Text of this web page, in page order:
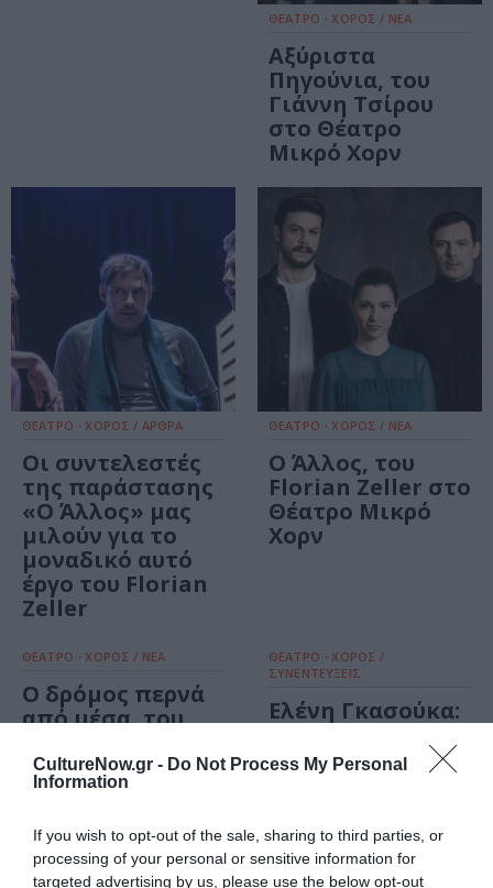
CultureNow.gr - Do Not Process My Personal
Information
If you wish to opt-out of the sale, sharing to third parties, or
processing of your personal or sensitive information for
targeted advertising by us, please use the below opt-out
ΘΕΑΤΡΟ - ΧΟΡΟΣ / ΝΕΑ
Αξύριστα
Πηγούνια, του
Γιάννη Τσίρου
στο Θέατρο
Μικρό Χορν
ΘΕΑΤΡΟ - ΧΟΡΟΣ / ΑΡΘΡΑ
Οι συντελεστές
της παράστασης
«O Άλλος» μας
μιλούν για το
μοναδικό αυτό
έργο του Florian
Zeller
ΘΕΑΤΡΟ - ΧΟΡΟΣ / ΝΕΑ
O Άλλος, του
Florian Zeller στο
Θέατρο Μικρό
Χορν
ΘΕΑΤΡΟ - ΧΟΡΟΣ / ΝΕΑ
Ο δρόμος περνά
από μέσα, του
Καμπανέλλη στο
Θέατρο Μικρό
ΘΕΑΤΡΟ - ΧΟΡΟΣ /
ΣΥΝΕΝΤΕΥΞΕΙΣ
Ελένη Γκασούκα:
Κάουμπόι» και η
δική μας Άγρια
ΘΕΑΤΡΟ - ΧΟΡΟΣ / ΝΕΑ